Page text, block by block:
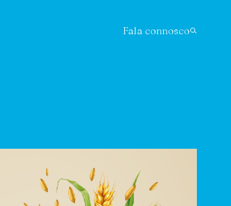
Fala connosco